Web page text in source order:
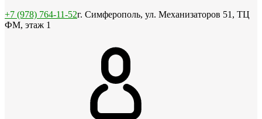
+7 (978) 764-11-52г. Симферополь, ул. Механизаторов 51, ТЦ
ФМ, этаж 1